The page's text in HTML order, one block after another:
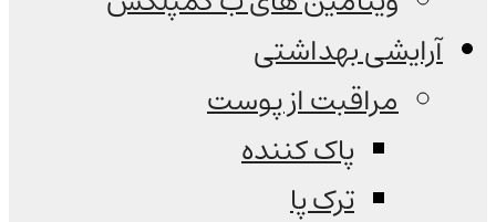
آرایشی بهداشتی
مراقبت از پوست
پاک کننده
ترک پا